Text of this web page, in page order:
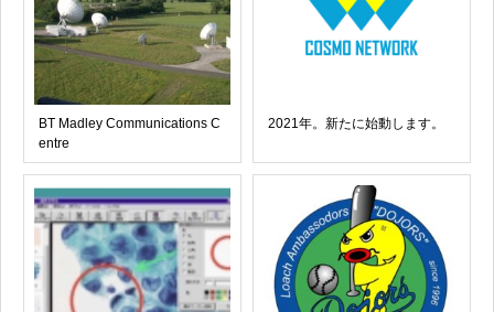
BT Madley Communications C
entre
2021年。新たに始動します。